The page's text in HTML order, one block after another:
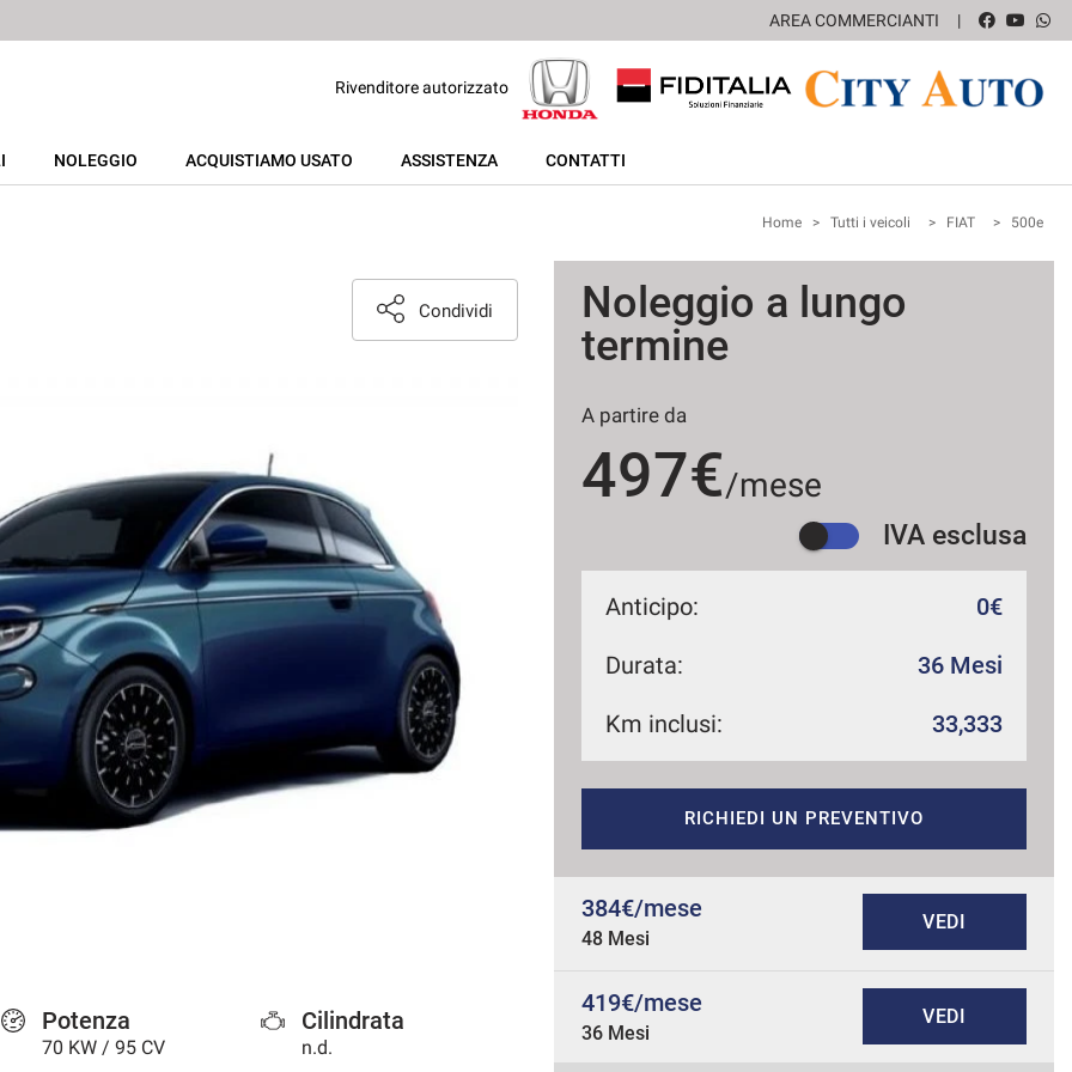
AREA COMMERCIANTI
Rivenditore autorizzato
NOLEGGIO ACQUISTIAMO USATO ASSISTENZA CONTATTI
Home > Tutti i veicoli > FIAT > 500e
Condividi
Potenza
70 KW / 95 CV
Cilindrata
n.d.
Noleggio a lungo
termine
A partire da
497€/mese
IVA esclusa
Anticipo: 0€
Durata: 36 Mesi
Km inclusi: 33,333
RICHIEDI UN PREVENTIVO
384€/mese
48 Mesi
VEDI
419€/mese
36 Mesi
VEDI